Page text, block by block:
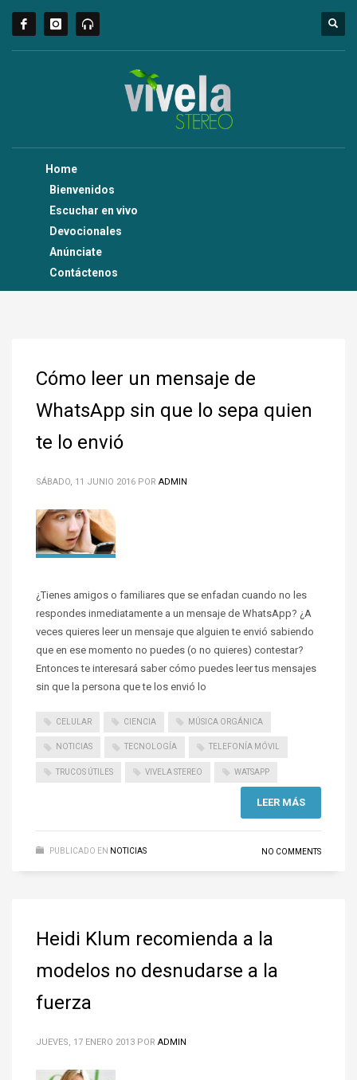
Home
Bienvenidos
Escuchar en vivo
Devocionales
Anúnciate
Contáctenos
Cómo leer un mensaje de
WhatsApp sin que lo sepa quien
te lo envió
SÁBADO, 11 JUNIO 2016 POR ADMIN
¿Tienes amigos o familiares que se enfadan cuando no les
respondes inmediatamente a un mensaje de WhatsApp? ¿A
veces quieres leer un mensaje que alguien te envió sabiendo
que en ese momento no puedes (o no quieres) contestar?
Entonces te interesará saber cómo puedes leer tus mensajes
sin que la persona que te los envió lo
CELULAR CIENCIA MÚSICA ORGÁNICA
NOTICIAS TECNOLOGÍA TELEFONÍA MÓVIL
TRUCOS ÚTILES VIVELA STEREO WATSAPP
LEER MÁS
PUBLICADO EN NOTICIAS NO COMMENTS
Heidi Klum recomienda a la
modelos no desnudarse a la
fuerza
JUEVES, 17 ENERO 2013 POR ADMIN